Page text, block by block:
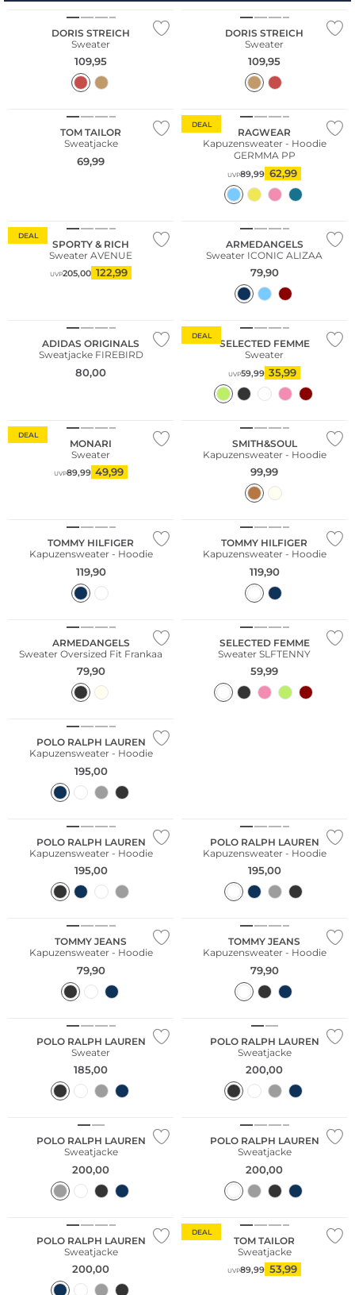
DORIS STREICH
Sweater
109,95
DORIS STREICH
Sweater
109,95
TOM TAILOR
Sweatjacke
69,99
DEAL
RAGWEAR
Kapuzensweater - Hoodie
GERMMA PP
UVP89,99 62,99
DEAL
SPORTY & RICH
Sweater AVENUE
UVP205,00 122,99
Große Größen
Nachhaltig
ARMEDANGELS
Sweater ICONIC ALIZAA
79,90
ADIDAS ORIGINALS
Sweatjacke FIREBIRD
80,00
DEAL
SELECTED FEMME
Sweater
UVP59,99 35,99
DEAL
MONARI
Sweater
UVP89,99 49,99
SMITH&SOUL
Kapuzensweater - Hoodie
99,99
TOMMY HILFIGER
Kapuzensweater - Hoodie
119,90
TOMMY HILFIGER
Kapuzensweater - Hoodie
119,90
ARMEDANGELS
Sweater Oversized Fit Frankaa
79,90
SELECTED FEMME
Sweater SLFTENNY
59,99
POLO RALPH LAUREN
Kapuzensweater - Hoodie
195,00
POLO RALPH LAUREN
Kapuzensweater - Hoodie
195,00
POLO RALPH LAUREN
Kapuzensweater - Hoodie
195,00
TOMMY JEANS
Kapuzensweater - Hoodie
79,90
TOMMY JEANS
Kapuzensweater - Hoodie
79,90
POLO RALPH LAUREN
Sweater
185,00
POLO RALPH LAUREN
Sweatjacke
200,00
POLO RALPH LAUREN
Sweatjacke
200,00
POLO RALPH LAUREN
Sweatjacke
200,00
POLO RALPH LAUREN
Sweatjacke
200,00
DEAL
TOM TAILOR
Sweatjacke
UVP89,99 53,99